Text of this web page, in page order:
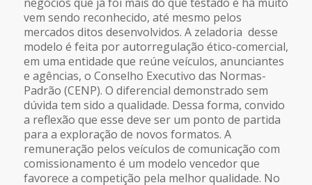
vem sendo reconhecido, até mesmo pelos
mercados ditos desenvolvidos. A zeladoria desse
modelo é feita por autorregulação ético-comercial,
em uma entidade que reúne veículos, anunciantes
e agências, o Conselho Executivo das Normas-
Padrão (CENP). O diferencial demonstrado sem
dúvida tem sido a qualidade. Dessa forma, convido
a reflexão que esse deve ser um ponto de partida
para a exploração de novos formatos. A
remuneração pelos veículos de comunicação com
comissionamento é um modelo vencedor que
favorece a competição pela melhor qualidade. No